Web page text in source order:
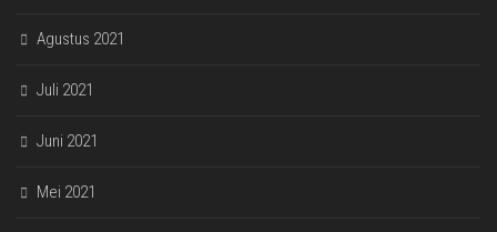
Agustus 2021
Juli 2021
Juni 2021
Mei 2021